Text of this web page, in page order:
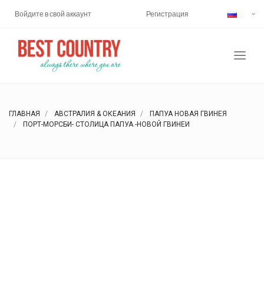
Войдите в свой аккаунт Регистрация
ГЛАВНАЯ АВСТРАЛИЯ & ОКЕАНИЯ
ПАПУА НОВАЯ ГВИНЕЯ
ПОРТ-МОРСБИ- СТОЛИЦА ПАПУА -НОВОЙ ГВИНЕИ